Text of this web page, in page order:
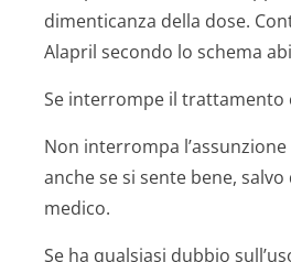
dimenticanza della dose.
Alapril secondo lo schema
Se interrompe il trattamento
Non interrompa
anche se si sente bene,
medico.
Se ha qualsiasi dubbio